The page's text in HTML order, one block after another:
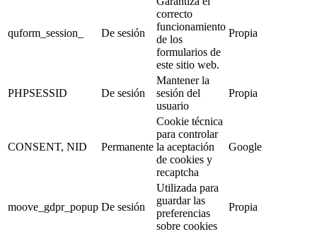
quform_session_ De sesión
correcto
funcionamiento
de los
formularios de
este sitio web.
Propia
PHPSESSID De sesión
Mantener la
sesión del
usuario
Propia
CONSENT, NID Permanente
Cookie técnica
para controlar
la aceptación
de cookies y
recaptcha
Google
moove_gdpr_popup De sesión
Utilizada para
guardar las
preferencias
sobre cookies
Propia